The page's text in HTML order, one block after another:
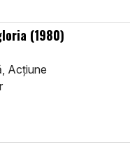
(1980)
Acţiune